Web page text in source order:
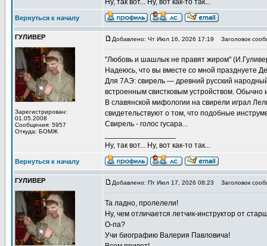
Ну, так вот... Ну, вот как-то так...
Вернуться к началу
ГУЛИВЕР
Зарегистрирован:
01.05.2008
Сообщения: 5957
Откуда: БОМЖ
Добавлено: Чт Июл 16, 2026 17:19 Заголовок
"Любовь и шашлык не правят жиром"
Надеюсь, что вы вместе со мной празднуете
Для 7АЭ: свирель — древний русский
встроенным свистковым устройством. Обычно
В славянской мифологии на свирели играл
свидетельствуют о том, что подобные
Свирель - голос гусара...
Ну, так вот... Ну, вот как-то так...
Вернуться к началу
ГУЛИВЕР Добавлено: Пт Июл 17, 2026 08:23 Заголовок
Та ладно, пролелели!
Ну, чем отличается летчик-инструктор от
О-па?
Учи биографию Валерия Павловича!